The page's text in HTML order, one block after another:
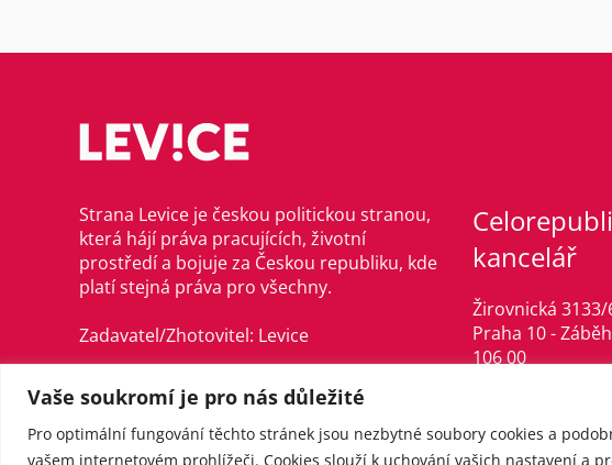
Vaše soukromí je pro nás důležité
Pro optimální fungování těchto stránek jsou nezbytné soubory cookies a
vašem internetovém prohlížeči. Cookies slouží k uchování vašich nastavení a
Strana Levice je českou politickou stranou,
která hájí práva pracujících, životní
prostředí a bojuje za Českou republiku, kde
platí stejná práva pro všechny.
Zadavatel/Zhotovitel: Levice
©Levice, 2021–2024
kancelář
Žirovnická 3133/
Praha 10 -
106 00
tel: +420 608
IČO: 49628089